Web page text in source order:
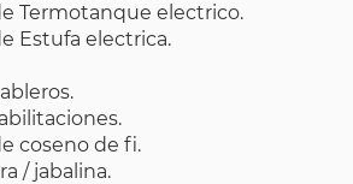
Termotanque electrico.
Estufa electrica.
coseno de fi.
/ jabalina.